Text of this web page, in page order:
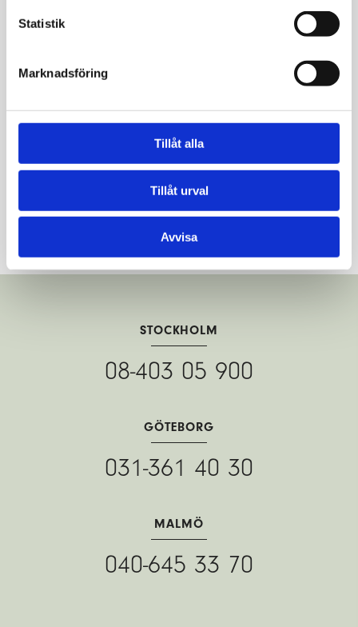
Statistik
Marknadsföring
Tillåt alla
Tillåt urval
Avvisa
Är du redo att börja
bygga din vision?
Vi hjälper dig skapa unika flytande lösningar, från idé
till färdigt projekt. Hör av dig, så tar vi nästa steg
Boka ett möte Läs mer om oss
STOCKHOLM
08-403 05 900
GÖTEBORG
031-361 40 30
MALMÖ
040-645 33 70